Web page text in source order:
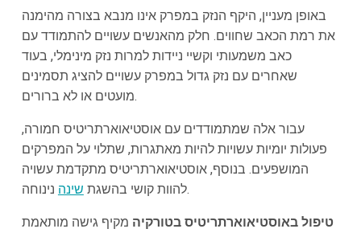
באופן מעניין, היקף הנזק במפרק אינו מנבא בצורה מהימנה
את רמת הכאב שחווים. חלק מהאנשים עשויים להתמודד עם
כאב משמעותי וקשיי ניידות למרות נזק מינימלי, בעוד
שאחרים עם נזק גדול במפרק עשויים להציג תסמינים
מועטים או לא ברורים.
עבור אלה שמתמודדים עם אוסטיאוארתריטיס חמורה,
פעולות יומיות עשויות להיות מאתגרות, שתלוי על המפרקים
המושפעים. בנוסף, אוסטיאוארתריטיס מתקדמת עשויה
להוות קושי בהשגת שינה נינוחה.
טיפול באוסטיאוארתריטיס בטורקיה מקיף גישה מותאמת